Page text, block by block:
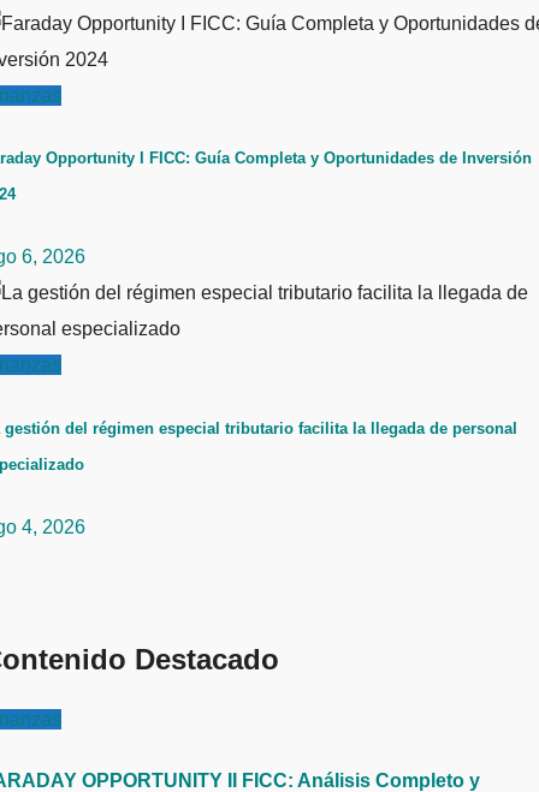
Opportunity I FICC: Guía Completa y Oportunidades de Inversión
6, 2026
gestión del régimen especial tributario facilita la llegada de personal
4, 2026
Destacado
OPPORTUNITY II FICC: Análisis Completo y